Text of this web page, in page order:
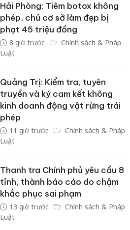
Hải Phòng: Tiêm botox không
phép, chủ cơ sở làm đẹp bị
phạt 45 triệu đồng
8 giờ trước
Chính sách & Pháp
Luật
Quảng Trị: Kiểm tra, tuyên
truyền và ký cam kết không
kinh doanh động vật rừng trái
phép
11 giờ trước
Chính sách & Pháp
Luật
Thanh tra Chính phủ yêu cầu 8
tỉnh, thành báo cáo do chậm
khắc phục sai phạm
13 giờ trước
Chính sách & Pháp
Luật